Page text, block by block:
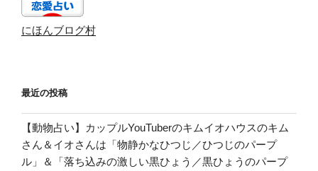
にほんブログ村
最近の投稿
【動物占い】カップルYouTuberのキムイオハウスのキム
さん＆イオさんは「物静かなひつじ／ひつじのパープ
ル」＆「落ち込みの激しい黒ひょう／黒ひょうのパープ